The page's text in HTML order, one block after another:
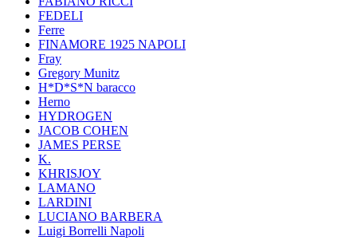
FEDELI
Ferre
FINAMORE 1925 NAPOLI
Fray
Gregory Munitz
H*D*S*N baracco
Herno
HYDROGEN
JACOB COHEN
JAMES PERSE
K.
KHRISJOY
LAMANO
LARDINI
LUCIANO BARBERA
Luigi Borrelli Napoli